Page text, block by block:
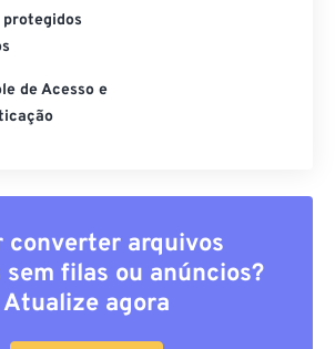
protegidos
de Acesso e
converter arquivos
sem filas ou anúncios?
Atualize agora